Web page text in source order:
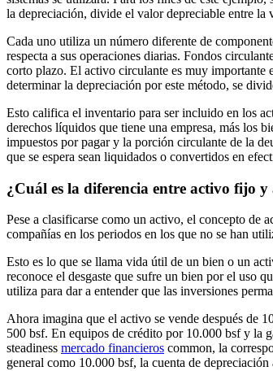
la depreciación, divide el valor depreciable entre la
Cada uno utiliza un número diferente de
respecta a sus operaciones diarias. Fondos
corto plazo. El activo circulante es muy importante
determinar la depreciación por este método, se
Esto califica el inventario para ser incluido en los
derechos líquidos que tiene una empresa, más los
impuestos por pagar y la porción circulante de la
que se espera sean liquidados o convertidos en
¿Cuál es la diferencia entre activo fijo
Pese a clasificarse como un activo, el concepto de
compañías en los periodos en los que no se han
Esto es lo que se llama vida útil de un bien o un
reconoce el desgaste que sufre un bien por el uso
utiliza para dar a entender que las inversiones
Ahora imagina que el activo se vende después de
500 bsf. En equipos de crédito por 10.000 bsf y la
steadiness mercado financieros common, la
general como 10.000 bsf, la cuenta de